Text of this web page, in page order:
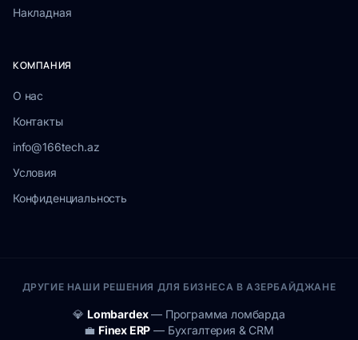
Накладная
КОМПАНИЯ
О нас
Контакты
info@166tech.az
Условия
Конфиденциальность
ДРУГИЕ НАШИ РЕШЕНИЯ ДЛЯ БИЗНЕСА В АЗЕРБАЙДЖАНЕ
💎 Lombardex— Программа ломбарда
💼 Finex ERP — Бухгалтерия & CRM